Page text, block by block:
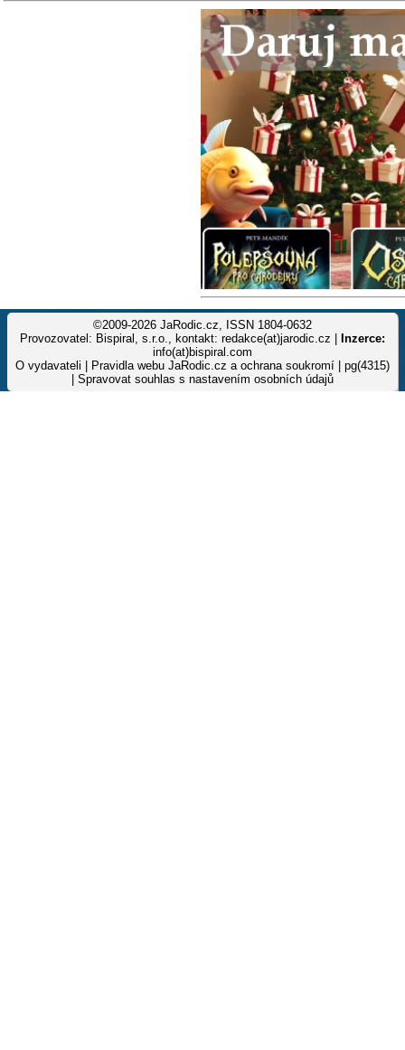
©2009-2026 JaRodic.cz, ISSN 1804-0632
Provozovatel: Bispiral, s.r.o., kontakt: redakce(at)jarodic.cz |
Inzerce:
info(at)bispiral.com
O vydavateli
Pravidla webu JaRodic.cz a ochrana soukromí | pg(4315)
Spravovat souhlas s nastavením osobních údajů